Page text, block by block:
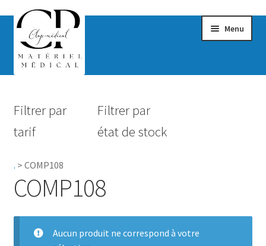
Menu
Hygiène
Accessoires Salle de bain
Filtrer par
tarif
Filtrer par
état de stock
. > COMP108
COMP108
Aucun produit ne correspond à votre